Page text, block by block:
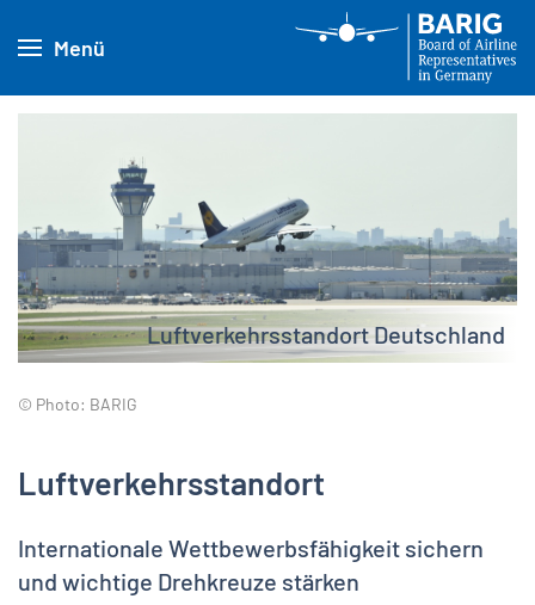
Menü
Luftverkehrsstandort Deutschland
© Photo: BARIG
Luftverkehrsstandort
Internationale Wettbewerbsfähigkeit sichern
und wichtige Drehkreuze stärken